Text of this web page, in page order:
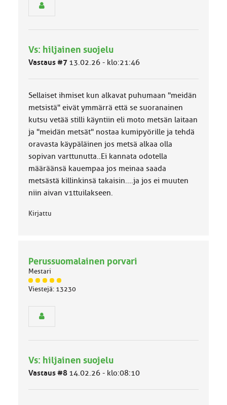
m
ä
k
k
a
Vs: hiljainen suojelu
Vastaus #7 13.02.26 - klo:21:46
Sellaiset ihmiset kun alkavat puhumaan "meidän
metsistä" eivät ymmärrä että se suoranainen
kutsu vetää stilli käyntiin eli moto metsän laitaan
ja "meidän metsät" nostaa kumipyörille ja tehdä
oravasta käypäläinen jos metsä alkaa olla
sopivan varttunutta..Ei kannata odotella
määräänsä kauempaa jos meinaa saada
metsästä killinkinsä takaisin....ja jos ei muuten
niin aivan v1ttuilakseen.
Kirjattu
Perussuomalainen porvari
Mestari
J
ä
m
ä
Viestejä: 13230
Vs: hiljainen suojelu
Vastaus #8 14.02.26 - klo:08:10